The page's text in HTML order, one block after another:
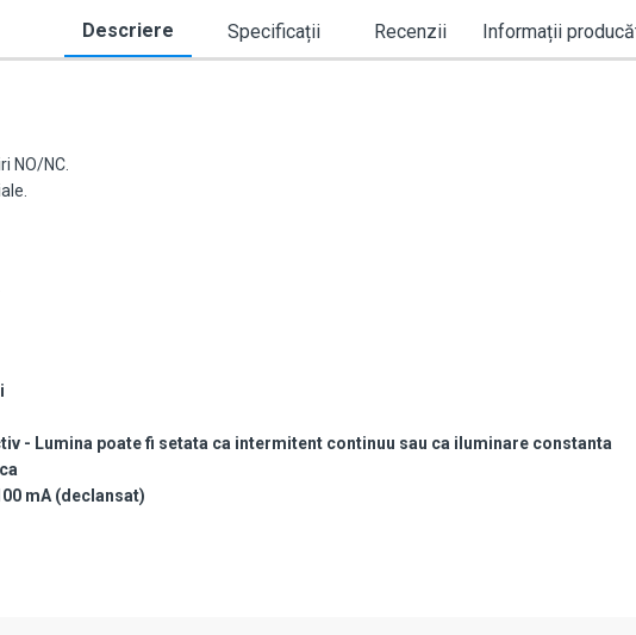
Descriere Specificații Recenzii Informații
NO/NC.
- Lumina poate fi setata ca intermitent continuu sau ca iluminare constanta
mA (declansat)